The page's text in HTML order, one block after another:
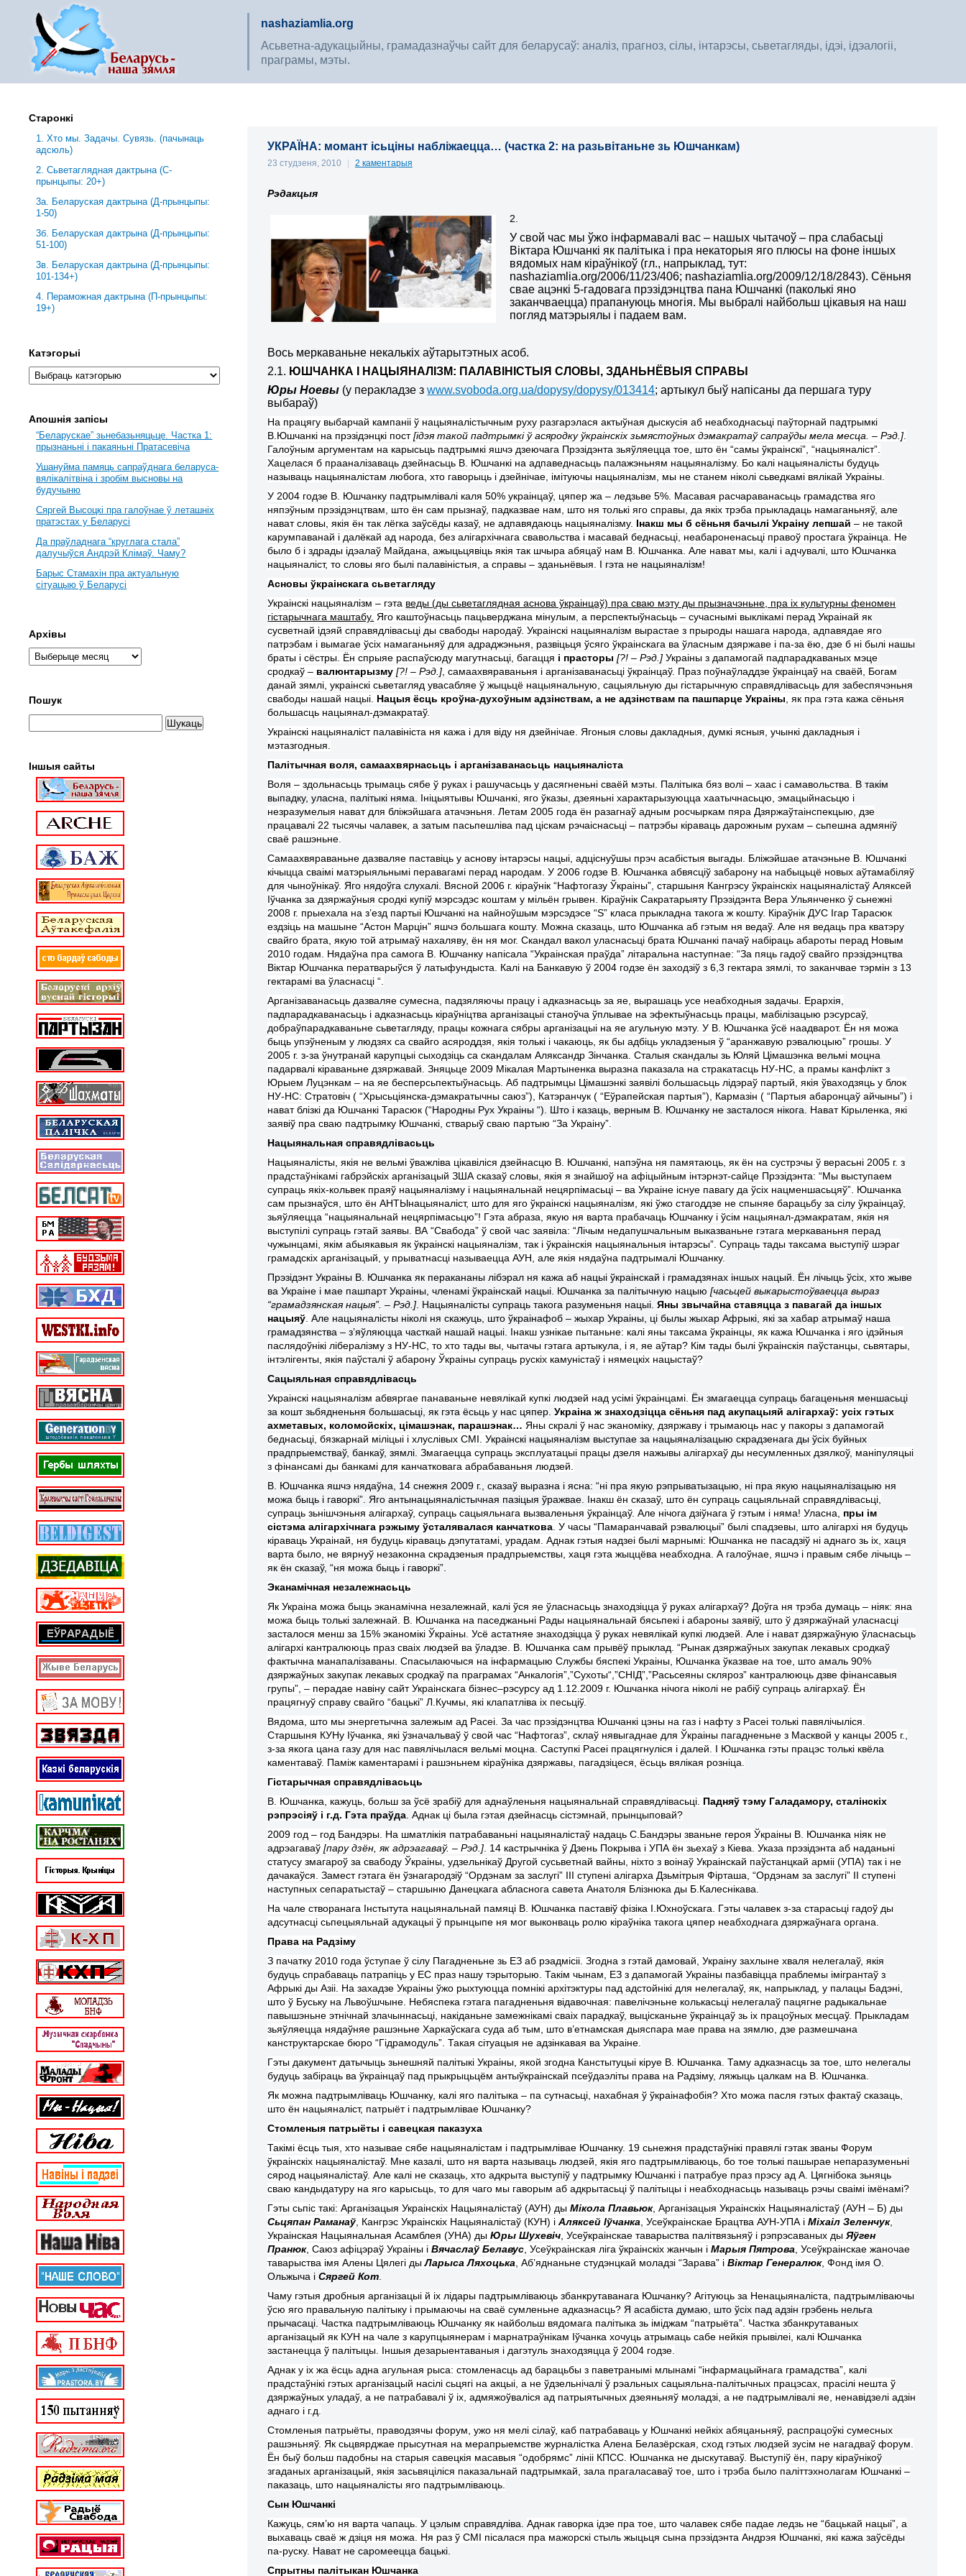
nashaziamlia.org
Асьветна-адукацыйны, грамадазнаўчы сайт для беларусаў: аналіз, прагноз, сілы, інтарэсы, сьветагляды, ідэі, ідэалогіі,
праграмы, мэты.
УКРАЇНА: момант ісьціны набліжаецца… (частка 2: на разьвітаньне зь Юшчанкам)
23 студзеня, 2010 | 2 каментарыя
Рэдакцыя
2.
У свой час мы ўжо інфармавалі вас – нашых чытачоў – пра слабасьці
Віктара Юшчанкі як палітыка і пра некаторыя яго плюсы на фоне іншых
вядомых нам кіраўнікоў (гл., напрыклад, тут:
nashaziamlia.org/2006/11/23/406; nashaziamlia.org/2009/12/18/2843). Сёньня
свае ацэнкі 5-гадовага прэзідэнцтва пана Юшчанкі (паколькі яно
заканчваецца) прапануюць многія. Мы выбралі найбольш цікавыя на наш
погляд матэрыялы і падаем вам.
Вось меркаваньне некалькіх аўтарытэтных асоб.
2.1. ЮШЧАНКА І НАЦЫЯНАЛІЗМ: ПАЛАВІНІСТЫЯ СЛОВЫ, ЗДАНЬНЁВЫЯ СПРАВЫ
Юры Ноевы (у перакладзе з www.svoboda.org.ua/dopysy/dopysy/013414; артыкул быў напісаны да першага туру
выбараў)
На працягу выбарчай кампаніі ў нацыяналістычным руху разгарэлася актыўная дыскусія аб неабходнасьці паўторнай падтрымкі
В.Юшчанкі на прэзідэнцкі пост[ідэя такой падтрымкі ў асяродку ўкраінскіх зьмястоўных дэмакратаў сапраўды мела месца. – Рэд.]
Галоўным аргументам на карысьць падтрымкі яшчэ дзеючага Прэзідэнта зьяўляецца тое, што ён “самы ўкраінскі”, “нацыяналіст”.
Хацелася б прааналізаваць дзейнасьць В. Юшчанкі на адпаведнасьць палажэньням нацыяналізму. Бо калі нацыяналісты будуць
называць нацыяналістам любога, хто гаворыць і дзейнічае, імітуючы нацыяналізм, мы не станем ніколі сьведкамі вялікай Украіны.
У 2004 годзе В. Юшчанку падтрымлівалі каля 50% украінцаў, цяпер жа – ледзьве 5%. Масавая расчараванасьць грамадства яго
няпэўным прэзідэнцтвам, што ён сам прызнаў, падказвае нам, што ня толькі яго справы, да якіх трэба прыкладаць намаганьняў, але
нават словы, якія ён так лёгка заўсёды казаў, не адпавядаюць нацыяналізму. Інакш мы б сёньня бачылі Украіну лепшай – не такой
карумпаванай і далёкай ад народа, без алігархічнага свавольства і масавай беднасьці, неабароненасьці правоў простага ўкраінца. Не
было б і здрады ідэалаў Майдана, ажыцьцявіць якія так шчыра абяцаў нам В. Юшчанка.Але нават мы, калі і адчувалі, што Юшчанка
нацыяналіст, то словы яго былі палавіністыя , а справы – зданьнёвыя. І гэта не нацыяналізм!
Асновы ўкраінскага сьветагляду
Украінскі нацыяналізм – гэта веды (ды сьветаглядная аснова ўкраінцаў) пра сваю мэту ды прызначэньне, пра іх культурны феномен
гістарычнага маштабу. Яго каштоўнасьць пацьверджана мінулым, а перспектыўнасьць – сучаснымі выклікамі перад Украінай як
сусветнай ідэяй справядлівасьці ды свабоды народаў. Украінскі нацыяналізм вырастае з прыроды нашага народа, адпавядае яго
патрэбам і вымагае ўсіх намаганьняў для адраджэньня, развіцьця ўсяго ўкраінскага ва ўласным дзяржаве і па-за ёю, дзе б ні былі нашы
браты і сёстры. Ён спрыяе распаўсюду магутнасьці, багацця і прасторы [?! – Рэд.] Украіны з дапамогай падпарадкаваных мэце
сродкаў – валюнтарызму [?! – Рэд.] , самаахвяраваньня і арганізаванасьці ўкраінцаў. Праз поўнаўладдзе ўкраінцаў на сваёй, Богам
данай зямлі, украінскі сьветагляд увасабляе ў жыцьцё нацыянальную, сацыяльную ды гістарычную справядлівасьць для забеспячэньня
свабоды нашай нацыі. Нацыя ёсць кроўна-духоўным адзінствам, а не адзінствам па пашпарце Украіны , як пра гэта кажа сёньня
большасць нацыянал-дэмакратаў.
Украінскі нацыяналіст палавініста ня кажа і для віду ня дзейнічае. Ягоныя словы дакладныя, думкі ясныя, учынкі дакладныя і
мэтазгодныя.
Палітычная воля, самаахвярнасьць і арганізаванасьць нацыяналіста
Воля – здольнасьць трымаць сябе ў руках і рашучасьць у дасягненьні сваёй мэты. Палітыка бяз волі – хаас і самавольства. В такім
выпадку, уласна, палітыкі няма. Ініцыятывы Юшчанкі, яго ўказы, дзеяньні характарызуюцца хаатычнасьцю, эмацыйнасьцю і
незразумелыя нават для бліжэйшага атачэньня. Летам 2005 года ён разагнаў адным росчыркам пяра Дзяржаўтаінспекцыю, дзе
працавалі 22 тысячы чалавек, а затым пасьпешліва пад ціскам рэчаіснасьці – патрэбы кіраваць дарожным рухам – сьпешна адмяніў
сваё рашэньне.
Самаахвяраваньне дазваляе паставіць у аснову інтарэсы нацыі, адціснуўшы прэч асабістыя выгады. Бліжэйшае атачэньне В. Юшчанкі
кічыцца сваімі матэрыяльнымі перавагамі перад народам.У 2006 годзе В. Юшчанка абвясціў забарону на набыцьцё новых аўтамабіляў
для чыноўнікаў. Яго нядоўга слухалі. Вясной 2006 г. кіраўнік “Нафтогазу Ўкраіны”, старшыня Кангрэсу ўкраінскіх нацыяналістаў Аляксей
Іўчанка за дзяржаўныя сродкі купіў мэрсэдэс коштам у мільён грывен. Кіраўнік Сакратарыяту Прэзідэнта Вера Ульянченко ў сьнежні
2008 г. прыехала на з’езд партыі Юшчанкі на найноўшым мэрсэдэсе “S” класа прыкладна такога ж кошту. Кіраўнік ДУС Ігар Тарасюк
ездзіць на машыне “Астон Марцін” яшчэ большага кошту. Можна сказаць, што Юшчанка аб гэтым ня ведаў. Але ня ведаць пра кватэру
свайго брата, якуютой атрымаў нахаляву, ён ня мог. Скандал вакол уласнасьці брата Юшчанкі пачаў набіраць абароты перад Новым
2010 годам. Нядаўна пра самога В. Юшчанку напісала “Украінская праўда” літаральна наступнае: “За пяць гадоў свайго прэзідэнцтва
Віктар Юшчанка ператварыўся ў латыфундыста.
Калі на Банкавую ў 2004 годзе ён заходзіў з 6,3 гектара зямлі, то заканчвае тэрмін з 13
гектарамі ва ўласнасці “.
Арганізаванасьць дазваляе сумесна, падзяляючы працу і адказнасьць за яе, вырашаць усе неабходныя задачы. Ерархія,
падпарадкаванасьць і адказнасьць кіраўніцтва арганізацыі станоўча ўплывае на эфектыўнасьць працы, мабілізацыю рэсурсаў,
добраўпарадкаваньне сьветагляду, працы кожнага сябры арганізацыі на яе агульную мэту. У В. Юшчанка ўсё наадварот. Ён ня можа
быць упэўненым у людзях са свайго асяроддзя, якія толькі і чакаюць, як бы адбіць укладзеныя ў “аранжавую рэвалюцыю” грошы.У
2005 г. з-за ўнутранай карупцыі сыходзіць са скандалам Аляксандр Зінчанка.Сталыя скандалы зь Юляй Цімашэнка вельмі моцна
падарвалі кіраваньне дзяржавай. Зняцьце 2009 Мікалая Мартыненка выразна паказала на стракатасць НУ-НС, а прамы канфлікт з
Юрыем Луцэнкам – на яе бесперсьпектыўнасьць. Аб падтрымцы Цімашэнкізаявілі большасьць лідэраў партый, якія ўваходзяць у блок
НУ-НС: Стратовіч ( “Хрысьціянска-дэмакратычны саюз”), Катэранчук ( “Еўрапейская партыя”), Кармазін ( “Партыя абаронцаў айчыны”) і
нават блізкі да Юшчанкі Тарасюк (“Народны Рух Украіны “). Што і казаць, верным В. Юшчанку не засталося нікога. Нават Кірыленка, які
заявіў прасваю падтрымку Юшчанкі , стварыў сваю партыю “За Украіну”.
Нацыянальная справядлівасьць
Нацыяналісты, якія не вельмі ўважліва цікавіліся дзейнасцю В. Юшчанкі, напэўна ня памятаюць, як ён на сустрэчы ў верасьні 2005 г. з
прадстаўнікамі габрэйскіх арганізацый ЗША сказаў словы, якія я знайшоў на афіцыйным інтэрнэт-сайце Прэзідэнта: “Мы выступаем
супраць якіх-кольвек праяў нацыяналізму і нацыянальнай нецярпімасьці – ва Украіне існуе павагу да ўсіх нацменшасьцяў”. Юшчанка
сам прызнаўся, што ён АНТЫнацыяналіст, што для яго ўкраінскі нацыяналізм, які ўжо стагоддзе не спыняе барацьбу за сілу ўкраінцаў,
зьяўляецца “нацыянальнай нецярпімасьцю”! Гэта абраза, якую ня варта прабачаць Юшчанку і ўсім нацыянал-дэмакратам, якія ня
выступілі супраць гэтай заявы. ВА “Свабода” ў свой час заявіла: “Лічым недапушчальным выказваньне гэтага меркаваньня перад
чужынцамі, якім абыякавыя як ўкраінскі нацыяналізм, так і ўкраінскія нацыянальныя інтарэсы”. Супраць тады таксама выступіў шэраг
грамадскіх арганізацый, у прыватнасці называецца АУН, але якія нядаўна падтрымалі Юшчанку.
Прэзідэнт Украіны В. Юшчанка як перакананы лібэрал ня кажа аб нацыі ўкраінскай і грамадзянах іншых нацый. Ён лічыць ўсіх, хто жыве
ва Украіне і мае пашпарт Украіны, членамі ўкраінскай нацыі. Юшчанка за палітычную нацыю [часьцей выкарыстоўваецца выраз
“грамадзянская нацыя”. – Рэд. ] . Нацыяналісты супраць такога разуменьня нацыі.Яны звычайна ставяцца з павагай да іншых
нацыяў .Але нацыяналісты ніколі ня скажуць, штоўкраінафоб – жыхар Украіны, ці былы жыхар Афрыкі,якіза хабар атрымаў наша
грамадзянства – з’яўляюцца часткай нашай нацыі. Інакшузнікае пытаньне: калі яны таксама ўкраінцы , як кажа Юшчанка і яго ідэйныя
паслядоўнікі лібералізму з НУ-НС, то хто тады вы, чытачы гэтага артыкула, і я, яе аўтар? Кім тады былі ўкраінскія паўстанцы, сьвятары,
інтэлігенты , якія паўсталі ў абарону Ўкраіны супраць рускіх камуністаў і нямецкіх нацыстаў?
Сацыяльная справядлівасць
Украінскі нацыяналізм абвяргае панаваньне невялікай купкі людзей над усімі ўкраінцамі. Ён змагаецца супраць багаценьня меншасьці
за кошт зьбядненьня большасьці, як гэта ёсьць у нас цяпер.Украіна ж знаходзіцца сёньня пад акупацыяй алігархаў: усіх гэтых
ахметавых, коломойскіх, цімашэнак, парашэнак… Яны скралі ў нас эканоміку, дзяржаву і трымаюць нас у пакоры з дапамогай
беднасьці, бязкарнай міліцыі і хлуслівых СМІ. Украінскі нацыяналізм выступае за нацыяналізацыю скрадзенага ды ўсіх буйных
прадпрыемстваў, банкаў, зямлі.Змагаецца супраць эксплуатацыі працы дзеля нажывы алігархаў ды несумленных дзялкоў, маніпуляцыі
з фінансамі ды банкамі для канчатковага абрабаваньня людзей.
В. Юшчанка яшчэ нядаўна, 14 снежня 2009 г., сказаў выразна і ясна: “ні пра якую рэпрыватызацыю, ні пра якую нацыяналізацыю ня
можа быць і гаворкі”. Яго антынацыяналістычная пазіцыя ўражвае. Інакш ён сказаў, што ён супраць сацыяльнай справядлівасьці,
супраць зьнішчэньня алігархаў, супраць сацыяльнага вызваленьня ўкраінцаў. Але нічога дзіўнага ў гэтым і няма! Уласна, пры ім
сістэма алігархічнага рэжыму ўсталявалася канчаткова . У часы “Памаранчавай рэвалюцыі” былі спадзевы, што алігархі ня будуць
кіраваць Украінай, ня будуць кіраваць дэпутатамі, урадам. Аднак гэтыя надзеі былі марнымі: Юшчанка не пасадзіў ні аднаго зь іх, хаця
варта было, не вярнуў незаконна скрадзеныя прадпрыемствы, хаця гэта жыццёва неабходна. А галоўнае, яшчэ і правым сябе лічыць –
як ён сказаў, “ня можа быць і гаворкі”.
Эканамічная незалежнасьць
Як Украіна можа быць эканамічна незалежнай, калі ўся яе ўласнасьць знаходзіцца ў руках алігархаў? Доўга ня трэба думаць – ніяк: яна
можа быць толькі залежнай. В. Юшчанка на паседжаньні Рады нацыянальнай бясьпекі і абароны заявіў, што ў дзяржаўнай уласнасці
засталося менш за 15% эканомікіЎкраіны.Усё астатняе знаходзіцца ў руках невялікай купкі людзей. Але і нават дзяржаўную ўласнасьць
алігархі кантралююць праз сваіх людзей ва ўладзе. В. Юшчанка сам прывёў прыклад. “Рынак дзяржаўных закупак лекавых сродкаў
фактычна манапалізаваны. Спасылаючыся на інфармацыю Службы бяспекі Украіны, Юшчанка ўказвае на тое, што амаль 90%
дзяржаўных закупак лекавых сродкаў па праграмах “Анкалогія”,”Сухоты“,”СНІД”,”Расьсеяны скляроз” кантралююць дзве фінансавыя
групы”, – перадае навіну сайт Украінскага бізнес–рэсурсуад 1.12.2009 г. Юшчанка нічога ніколі не рабіў супраць алігархаў. Ён
працягнуў справу свайго “бацькі” Л.Кучмы, які клапатліва іх песьціў
Вядома, што мы энергетычна залежым ад Расеі. За час прэзідэнцтва Юшчанкі цэны на газ і нафту з Расеі толькі павялічыліся.
Старшыня КУНу Іўчанка, які ўзначальваў ў свой час “Нафтогаз”,склаў нявыгаднае дляЎкраіны пагадненьне з Масквой у канцы 2005 г.,
з-за якога цана газу для нас павялічылася вельмі моцна. Саступкі Расеі працягнуліся і далей. І Юшчанка гэты працэс толькі квёла
каментаваў. Паміж каментарамі і рашэньнем кіраўніка дзяржавы, пагадзіцеся, ёсьць вялікая розніца.
Гістарычная справядлівасьць
В. Юшчанка, кажуць, больш за ўсё зрабіў для аднаўленьня нацыянальнай справядлівасьці. Падняў тэму Галадамору, сталінскіх
рэпрэсіяў і г.д. Гэта праўда .Аднак ці была гэтая дзейнасць сістэмнай , прынцыповай?
2009 год – год Бандэры. На шматлікія патрабаваньні нацыяналістаў надаць С.Бандэры званьне герояЎкраіны В. Юшчанка ніяк не
адрэагаваў [пару дзён, як адрэагаваў. – Рэд. ] . 14 кастрычніка ў Дзень Покрыва і УПА ён зьехаў з Кіева. Указа прэзідэнта аб наданьні
статусу змагароў за свабодуЎкраіны, удзельнікаў Другой сусьветнай вайны, ніхто з воінаў Украінскай паўстанцкай арміі(УПА)так і не
дачакаўся. Замест гэтага ён ўзнагародзіў “Ордэнам за заслугі” III ступені алігарха Дзьмітрыя Фірташа, “Ордэнам за заслугі” II ступені
наступныхсепаратыстаў–старшыню Данецкага абласнога савета Анатоля Блізнюка ды Б.Калеснікава.
На чале створанага Інстытута нацыянальнай памяці В. Юшчанка паставіў фізіка І.Юхноўскага . Гэты чалавекз-за старасьці гадоў ды
адсутнасці сьпецыяльнай адукацыі ў прынцыпе ня мог выконваць ролю кіраўніка такога цяпер неабходнага дзяржаўнага органа.
Права на Радзіму
З пачатку 2010 года ўступае ў сілу Пагадненьне зь ЕЗ аб рэадмісіі.Згодна з гэтай дамовай, Украіну захлыне хваля нелегалаў, якія
будуцьспрабаваць патрапіць у ЕС праз нашу тэрыторыю. Такім чынам ЕЗ з дапамогай Украіны пазбавіцца праблемы імігрантаў з
Афрыкі ды Азіі. На захадзе Украіны ўжо рыхтуюцца помнікі архітэктуры пад адстойнікі для нелегалаў, як, напрыклад, у палацы Бадэні
што ў Буську на Львоўшчыне . Небяспека гэтага пагадненьня відавочная: павелічэньне колькасьці нелегалаў пацягне радыкальнае
павышэньне этнічнай злачыннасьці, накіданьне замежнікамі сваіх парадкаў, выцісканьне ўкраінцаў зь іх працоўных месцаў. Прыкладам
зьяўляецца нядаўняе рашэньне Харкаўскага суда аб тым, што в’етнамская дыяспара мае права на зямлю, дзе размешчана
канструктарскае бюро “Гідрамодуль”. Такая сітуацыя не адзінкавая ва Украіне.
Гэты дакумент датычыць зьнешняй палітыкі Украіны, якой згодна Канстытуцыі кіруе В. Юшчанка. Таму адказнасць за тое, што нелегалы
будуць забіраць ва ўкраінцаў пад прыкрыцьцём антыўкраінскай псеўдаэліты права на Радзіму, ляжыць цалкам на В. Юшчанка.
Як можна падтрымліваць Юшчанку , калі яго палітыка – па сутнасьці , нахабная ўўкраінафобія? Хто можа пасля гэтых фактаў сказаць,
што ён нацыяналіст, патрыёт і падтрымлівае Юшчанку?
Стомленыя патрыёты і савецкая паказуха
Такімі ёсць тыя, хто называе сябе нацыяналістам і падтрымлівае Юшчанку. 19 сьнежня прадстаўнікі правялі гэтак званы Форум
ўкраінскіх нацыяналістаў. Мне казалі, што ня варта называць людзей, якія яго падтрымліваюць, бо тое толькі пашырае непаразуменьні
сярод нацыяналістаў. Але калі не сказаць, хто адкрыта выступіў у падтрымку Юшчанкі і патрабуе праз прэсу ад А. Цягнібока зьняць
сваю кандыдатуру на яго карысьць, то для чаго мы гаворым аб адкрытасьці ў палітыцы і неабходнасьць называць рэчы сваімі імёнамі?
Гэты сьпіс такі: Арганізацыя Украінскіх Нацыяналістаў (АУН) дыМікола Плавьюк, Арганізацыя Украінскіх Нацыяналістаў (АУН – Б) ды
Сьцяпан Раманаў, Кангрэс Украінскіх Нацыяналістаў (КУН) іАляксей Іўчанка , Усеўкраінскае Брацтва АУН-УПА іМіхаіл Зеленчук,
Украінская Нацыянальная Асамблея (УНА) дыЮры Шухевіч , Усеўкраінскае таварыства палітвязьняў і рэпрэсаваных дыЯўген
Пранюк, Саюз афіцэраў Украіны іВячаслаў Белавус , Усеўкраінская ліга ўкраінскіх жанчын іМарыя Пятрова , Усеўкраінскае жаночае
таварыства імя Алены Цялегі дыЛарыса Ляхоцька , Аб’яднаньне студэнцкай моладзі “Зарава” іВіктар Генералюк, Фонд імяО.
Ольжыча іСяргей Кот
Чаму гэтыя дробныя арганізацыі й іх лідары падтрымліваюць збанкрутаванага Юшчанку? Агітуюць за Ненацыяналіста, падтрымліваючы
ўсю яго правальную палітыку і прымаючы на сваё сумленьне адказнасць? Я асабіста думаю, што ўсіх пад адзін грэбень нельга
прычасаці Частка падтрымліваюць Юшчанку як найбольш вядомага палітыка зь іміджам “патрыёта”. Частка збанкрутаваных
арганізацый як КУН на чале з карупцыянерам і марнатраўнікам Іўчанка хочуць атрымаць сабе нейкія прывілеі, калі Юшчанка
застанецца ў палітыцы. Іншыя дезарыентаваныя і дагэтуль знаходзяцца ў 2004 годзе.
Аднак у іх жа ёсць адна агульная рыса: стомленасць ад барацьбы з паветранымі млынамі “інфармацыйнага грамадства” , калі
прадстаўнікі гэтых арганізацый насілі сьцягі на акцыі, а не ўдзельнічалі ў рэальных сацыяльна-палітычных працэсах, прасілі нешта ў
дзяржаўных уладаў , а не патрабаваліў іх ,адмяжоўвалісяад патрыятычных дзеяньняў моладзі, а не падтрымлівалі яе, ненавідзелі адзін
аднаго і г.д.
Стомленыя патрыёты, праводзячы форум, ужо ня мелі сілаў, каб патрабаваць у Юшчанкі нейкіх абяцаньняў, распрацоўкі сумесных
рашэньняў. Як сьцвярджае прысутная на мерапрыемстве журналістка Алена Белазёрская , сход гэтых людзей зусім не нагадваў форум.
Ён быў больш падобны на старыя савецкія масавыя “одобрямс” лініі КПСС. Юшчанка не дыскутаваў . Выступіў ён, пару кіраўнікоў
згаданых арганізацый, якія засьвяціліся паказальнай падтрымкай, зала прагаласаваў тое, што і трэба было паліттэхнолагам Юшчанкі –
паказаць, што нацыяналісты яго падтрымліваюць.
Сын Юшчанкі
Кажуць, сям’ю ня варта чапаць.У цэлым справядліва.Аднак гаворка ідзе пра тое, што чалавек сябе падае ледзь не “бацькай нацыі”, а
выхаваць сваё ж дзіця ня можа. Ня раз ў СМІ пісалася пра мажорскі стыль жыцьця сына прэзідэнта Андрэя Юшчанкі , які кажа заўсёды
па-руску. Нават не саромеецца бацькі.
Спрытны палітыкан Юшчанка
Старонкі
1. Хто мы. Задачы. Сувязь. (пачынаць
адсюль)
2. Сьветаглядная дактрына (С-
прынцыпы: 20+)
3a. Беларуская дактрына (Д-прынцыпы:
1-50)
3б. Беларуская дактрына (Д-прынцыпы:
51-100)
3в. Беларуская дактрына (Д-прынцыпы:
101-134+)
4. Пераможная дактрына (П-прынцыпы:
19+)
Катэгорыі
Апошнія запісы
“Беларускае” зьнебазьняцьце. Частка 1:
прызнаньні і пакаяньні Пратасевіча
Ушануйма памяць сапраўднага беларуса-
вялікалітвіна і зробім высновы на
будучыню
Сяргей Высоцкі пра галоўнае ў леташніх
пратэстах у Беларусі
Да праўладнага “круглага стала”
далучыўся Андрэй Клімаў. Чаму?
Барыс Стамахін пра актуальную
сітуацыю ў Беларусі
Архівы
Пошук
Іншыя сайты